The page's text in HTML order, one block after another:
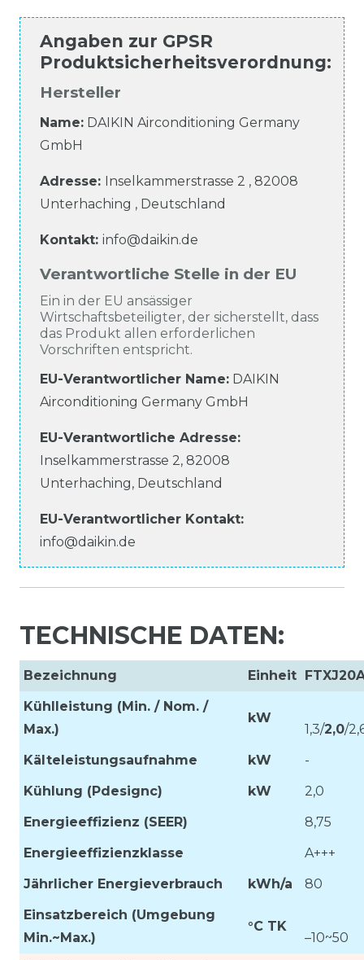
Angaben zur GPSR
Produktsicherheitsverordnung:
Hersteller
Name: DAIKIN Airconditioning Germany
GmbH
Adresse: Inselkammerstrasse 2 , 82008
Unterhaching , Deutschland
Kontakt: info@daikin.de
Verantwortliche Stelle in der EU
Ein in der EU ansässiger
Wirtschaftsbeteiligter, der sicherstellt, dass
das Produkt allen erforderlichen
Vorschriften entspricht.
EU-Verantwortlicher Name: DAIKIN
Airconditioning Germany GmbH
EU-Verantwortliche Adresse:
Inselkammerstrasse 2, 82008
Unterhaching, Deutschland
EU-Verantwortlicher Kontakt:
info@daikin.de
TECHNISCHE DATEN:
Bezeichnung Einheit
Kühlleistung (Min. / Nom. /
Max.)
kW
1,3/2,0/
Kälteleistungsaufnahme
kW
-
Kühlung (Pdesignc)
kW
2,0
Energieeffizienz (SEER)
8,75
Energieeffizienzklasse
A+++
Jährlicher Energieverbrauch
kWh/a
80
Einsatzbereich (Umgebung
Min.~Max.)
°C TK
–10~50